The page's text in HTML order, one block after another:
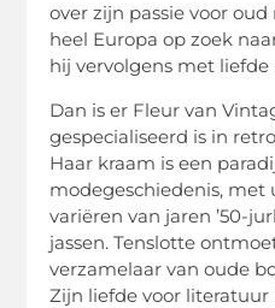
over zijn passie voor
heel Europa op zoek
hij vervolgens met liefde
Dan is er Fleur van
gespecialiseerd is in
Haar kraam is een
modegeschiedenis, met
variëren van jaren ’50-
jassen. Tenslotte
verzamelaar van oude
Zijn liefde voor